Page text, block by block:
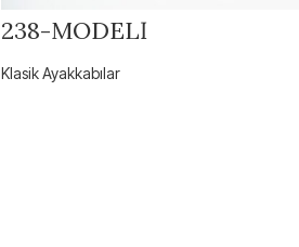
238-MODELİ
Klasik Ayakkabılar